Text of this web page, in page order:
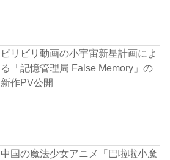
ビリビリ動画の小宇宙新星計画によ
る「記憶管理局 False Memory」の
新作PV公開
中国の魔法少女アニメ「巴啦啦小魔